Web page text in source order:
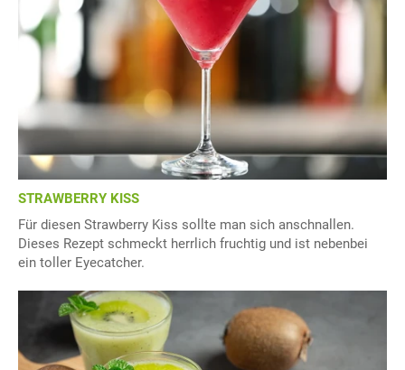
STRAWBERRY KISS
Für diesen Strawberry Kiss sollte man sich anschnallen.
Dieses Rezept schmeckt herrlich fruchtig und ist nebenbei
ein toller Eyecatcher.